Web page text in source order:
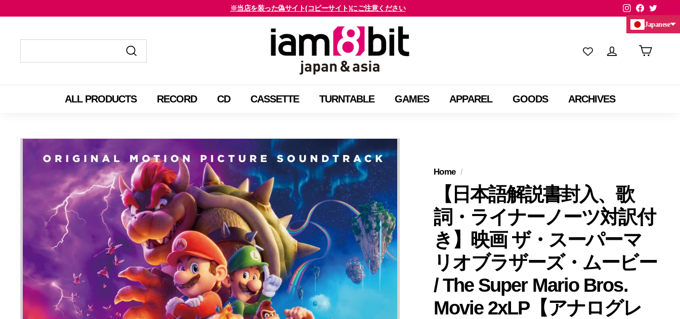
ラ
ド
ョ
止
る
※当店を装った偽サイト(コピーサイト)にご注意ください
海外のお客様はご確認ください
Instagram
Facebook
信
送
す
i
a
m
8
b
i
a
p
a
n
&
a
s
i
a
ALL PRODUCTS RECORD CD CASSETTE TURNTABLE GAMES APPAREL GOODS ARCHIVES
Home /
【日本語解説書封入、歌
詞・ライナーノーツ対訳付
き】映画 ザ・スーパーマ
リオブラザーズ・ムービー
/ The Super Mario Bros.
Movie 2xLP【アナログレ
Japanese